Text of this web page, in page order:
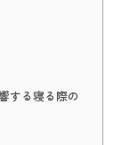
する寝る際の